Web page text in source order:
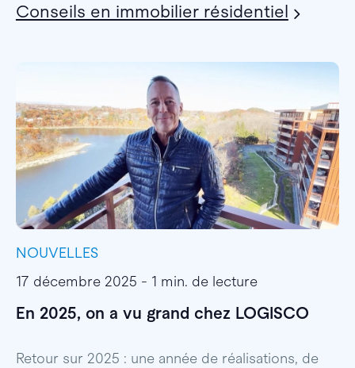
Conseils en immobilier résidentiel
NOUVELLES
17 décembre 2025 - 1 min. de lecture
En 2025, on a vu grand chez LOGISCO
Retour sur 2025 : une année de réalisations, de